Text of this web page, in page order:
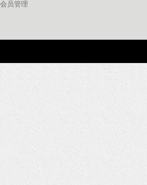
会员管理
联系我们